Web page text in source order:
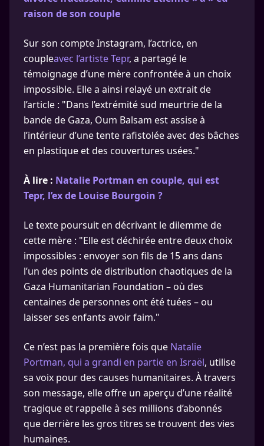
raison de son couple
Sur son compte Instagram, l’actrice, en
coupleavec l’artiste Tepr, a partagé le
témoignage d’une mère confrontée à un choix
impossible. Elle a ainsi relayé un extrait de
l’article : "Dans l’extrémité sud meurtrie de la
bande de Gaza, Oum Balsam est assise à
l’intérieur d’une tente rafistolée avec des bâches
en plastique et des couvertures usées."
À lire : Natalie Portman en couple, qui est
Tepr, l’ex de Louise Bourgoin ?
Le texte poursuit en décrivant le dilemme de
cette mère : "Elle est déchirée entre deux choix
impossibles : envoyer son fils de 15 ans dans
l’un des points de distribution chaotiques de la
Gaza Humanitarian Foundation – où des
centaines de personnes ont été tuées – ou
laisser ses enfants avoir faim."
Ce n’est pas la première fois que Natalie
Portman, qui a grandi en partie en Israël, utilise
sa voix pour des causes humanitaires. À travers
son message, elle offre un aperçu d’une réalité
tragique et rappelle à ses millions d’abonnés
que derrière les gros titres se trouvent des vies
humaines.